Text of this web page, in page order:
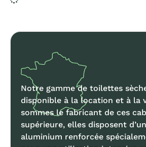
Notre gamme de toilettes
disponible à la location et à la
sommes le fabricant de ces
supérieure, elles disposent
aluminium renforcée